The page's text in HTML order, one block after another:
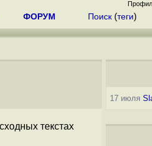
ФОРУМ Поиск (теги)
текстах
17 июля